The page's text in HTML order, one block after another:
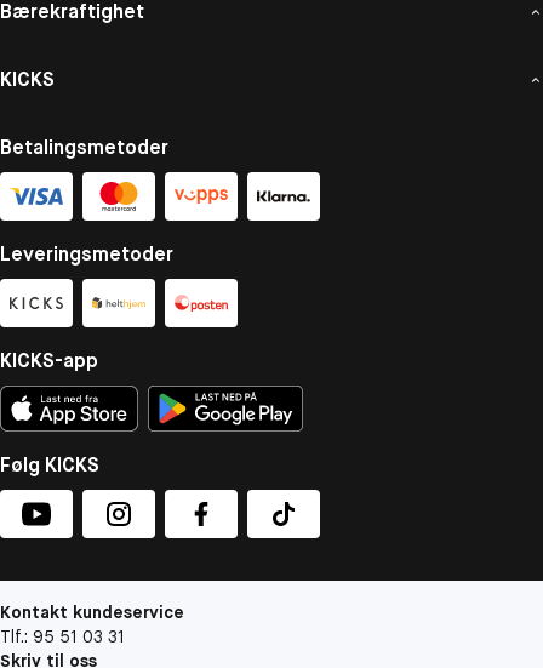
Bærekraftighet
KICKS
Betalingsmetoder
Leveringsmetoder
KICKS-app
Følg KICKS
Kontakt kundeservice
Tlf.: 95 51 03 31
Skriv til oss